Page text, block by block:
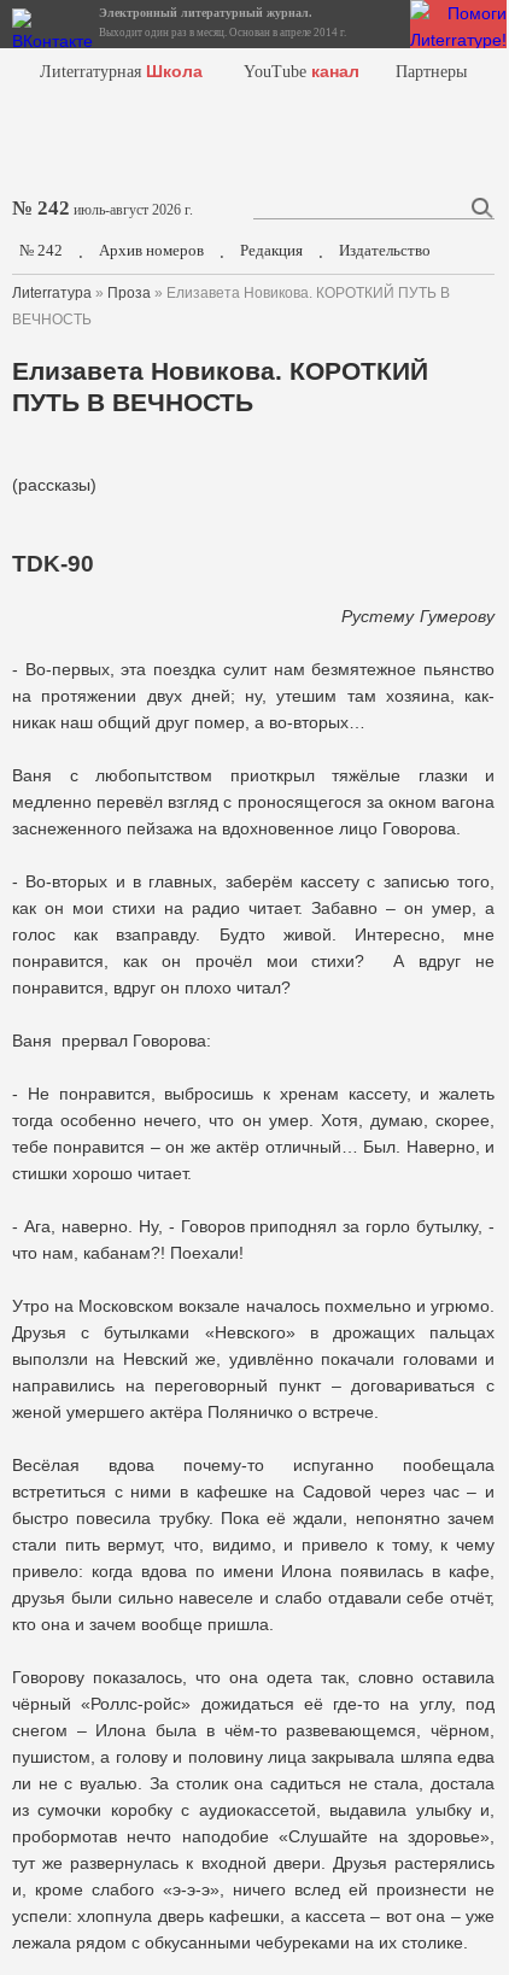
Электронный литературный журнал.
Выходит один раз в месяц. Основан в апреле 2014 г.
Лиterraтурная Школа YouTube канал Партнеры
№ 242 июль-август 2026 г.
№ 242 . Архив номеров . Редакция . Издательство
Лиterraтура » Проза » Елизавета Новикова. КОРОТКИЙ ПУТЬ В
ВЕЧНОСТЬ
Елизавета Новикова. КОРОТКИЙ
ПУТЬ В ВЕЧНОСТЬ
(рассказы)
ТDK-90
Рустему Гумерову
- Во-первых, эта поездка сулит нам безмятежное пьянство
на протяжении двух дней; ну, утешим там хозяина, как-
никак наш общий друг помер, а во-вторых…
Ваня с любопытством приоткрыл тяжёлые глазки и
медленно перевёл взгляд с проносящегося за окном вагона
заснеженного пейзажа на вдохновенное лицо Говорова.
- Во-вторых и в главных, заберём кассету с записью того,
как он мои стихи на радио читает. Забавно – он умер, а
голос как взаправду. Будто живой. Интересно, мне
понравится, как он прочёл мои стихи? А вдруг не
понравится, вдруг он плохо читал?
Ваня прервал Говорова:
- Не понравится, выбросишь к хренам кассету, и жалеть
тогда особенно нечего, что он умер. Хотя, думаю, скорее,
тебе понравится – он же актёр отличный… Был. Наверно, и
стишки хорошо читает.
- Ага, наверно. Ну, - Говоров приподнял за горло бутылку, -
что нам, кабанам?! Поехали!
Утро на Московском вокзале началось похмельно и угрюмо.
Друзья с бутылками «Невского» в дрожащих пальцах
выползли на Невский же, удивлённо покачали головами и
направились на переговорный пункт – договариваться с
женой умершего актёра Поляничко о встрече.
Весёлая вдова почему-то испуганно пообещала
встретиться с ними в кафешке на Садовой через час – и
быстро повесила трубку. Пока её ждали, непонятно зачем
стали пить вермут, что, видимо, и привело к тому, к чему
привело: когда вдова по имени Илона появилась в кафе,
друзья были сильно навеселе и слабо отдавали себе отчёт,
кто она и зачем вообще пришла.
Говорову показалось, что она одета так, словно оставила
чёрный «Роллс-ройс» дожидаться её где-то на углу, под
снегом – Илона была в чём-то развевающемся, чёрном,
пушистом, а голову и половину лица закрывала шляпа едва
ли не с вуалью. За столик она садиться не стала, достала
из сумочки коробку с аудиокассетой, выдавила улыбку и,
пробормотав нечто наподобие «Слушайте на здоровье»,
тут же развернулась к входной двери. Друзья растерялись
и, кроме слабого «э-э-э», ничего вслед ей произнести не
успели: хлопнула дверь кафешки, а кассета – вот она – уже
лежала рядом с обкусанными чебуреками на их столике.